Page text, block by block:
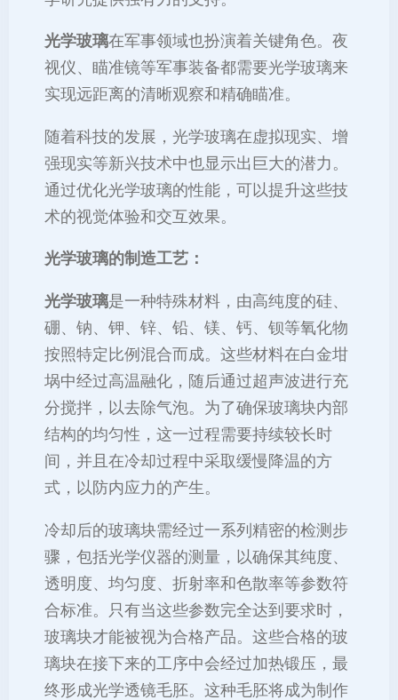
光学玻璃在军事领域也扮演着关键角色。夜
视仪、瞄准镜等军事装备都需要光学玻璃来
实现远距离的清晰观察和精确瞄准。
随着科技的发展，光学玻璃在虚拟现实、增
强现实等新兴技术中也显示出巨大的潜力。
通过优化光学玻璃的性能，可以提升这些技
术的视觉体验和交互效果。
光学玻璃的制造工艺：
光学玻璃是一种特殊材料，由高纯度的硅、
硼、钠、钾、锌、铅、镁、钙、钡等氧化物
按照特定比例混合而成。这些材料在白金坩
埚中经过高温融化，随后通过超声波进行充
分搅拌，以去除气泡。为了确保玻璃块内部
结构的均匀性，这一过程需要持续较长时
间，并且在冷却过程中采取缓慢降温的方
式，以防内应力的产生。
冷却后的玻璃块需经过一系列精密的检测步
骤，包括光学仪器的测量，以确保其纯度、
透明度、均匀度、折射率和色散率等参数符
合标准。只有当这些参数完全达到要求时，
玻璃块才能被视为合格产品。这些合格的玻
璃块在接下来的工序中会经过加热锻压，最
终形成光学透镜毛胚。这种毛胚将成为制作